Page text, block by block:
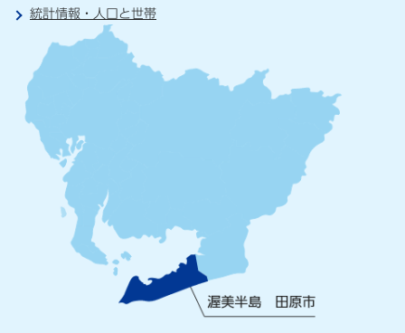
統計情報・人口と世帯